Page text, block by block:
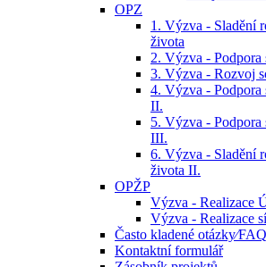
OPZ
1. Výzva - Sladění
života
2. Výzva - Podpora
3. Výzva - Rozvoj
4. Výzva - Podpora
II.
5. Výzva - Podpora
III.
6. Výzva - Sladění
života II.
OPŽP
Výzva - Realizace
Výzva - Realizace
Často kladené otázky⁄FAQ
Kontaktní formulář